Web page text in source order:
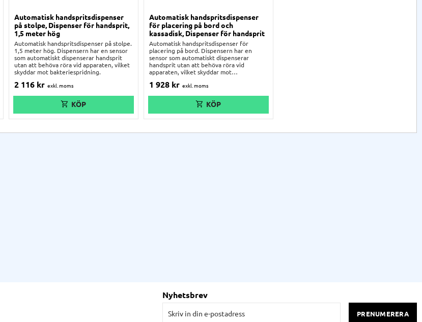
Automatisk handspritsdispenser
på stolpe, Dispenser för handsprit,
1,5 meter hög
Automatisk handspritsdispenser på stolpe.
1,5 meter hög. Dispensern har en sensor
som automatiskt dispenserar handsprit
utan att behöva röra vid apparaten, vilket
skyddar mot bakteriespridning.
2 116 kr
Automatisk handspritsdispenser
för placering på bord och
kassadisk, Dispenser för handsprit
Automatisk handspritsdispenser för
placering på bord. Dispensern har en
sensor som automatiskt dispenserar
handsprit utan att behöva röra vid
apparaten, vilket skyddar mot
1 928 kr
Nyhetsbrev
PRENUMERERA